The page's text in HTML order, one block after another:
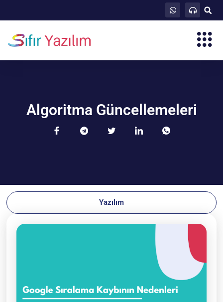
Algoritma Güncellemeleri
Yazılım